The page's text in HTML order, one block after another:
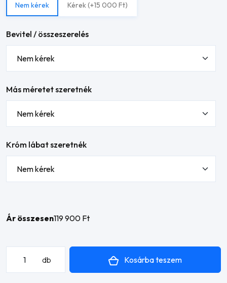
Nem kérek Kérek (+15 000 Ft)
Bevitel / összeszerelés
Más méretet szeretnék
Króm lábat szeretnék
Ár összesen119 900 Ft
db Kosárba teszem